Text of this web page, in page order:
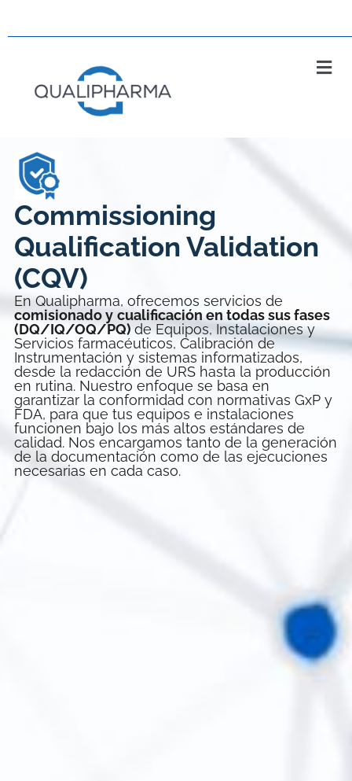
Commissioning
Qualification Validation
(CQV)
En Qualipharma, ofrecemos servicios de
comisionado y cualificación en todas sus fases
(DQ/IQ/OQ/PQ) de Equipos, Instalaciones y
Servicios farmacéuticos, Calibración de
Instrumentación y sistemas informatizados,
desde la redacción de URS hasta la producción
en rutina. Nuestro enfoque se basa en
garantizar la conformidad con normativas GxP y
FDA, para que tus equipos e instalaciones
funcionen bajo los más altos estándares de
calidad. Nos encargamos tanto de la generación
de la documentación como de las ejecuciones
necesarias en cada caso.